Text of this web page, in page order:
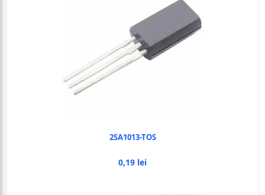
2SA1013-TOS
0,19 lei